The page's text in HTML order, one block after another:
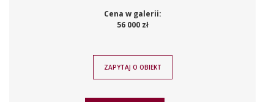
Cena w galerii:
56 000 zł
ZAPYTAJ O OBIEKT